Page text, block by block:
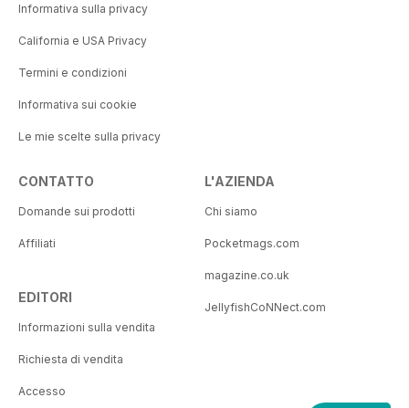
Informativa sulla privacy
California e USA Privacy
Termini e condizioni
Informativa sui cookie
Le mie scelte sulla privacy
CONTATTO
Domande sui prodotti
Affiliati
EDITORI
Informazioni sulla vendita
Richiesta di vendita
Accesso
L'AZIENDA
Chi siamo
Pocketmags.com
magazine.co.uk
JellyfishCoNNect.com